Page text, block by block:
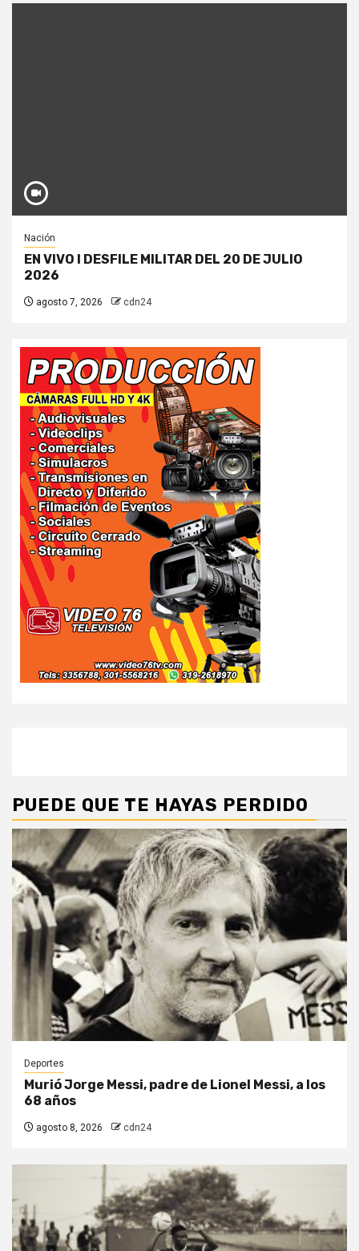
Nación
EN VIVO I DESFILE MILITAR DEL 20 DE JULIO
2026
agosto 7, 2026 cdn24
PUEDE QUE TE HAYAS PERDIDO
Deportes
Murió Jorge Messi, padre de Lionel Messi, a los
68 años
agosto 8, 2026 cdn24